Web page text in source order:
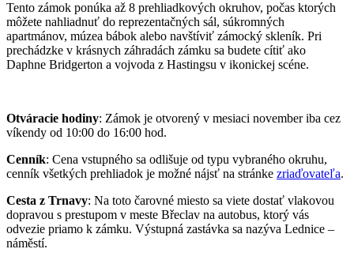
Tento zámok ponúka až 8 prehliadkových okruhov, počas ktorých
môžete nahliadnuť do reprezentačných sál, súkromných
apartmánov, múzea bábok alebo navštíviť zámocký skleník. Pri
prechádzke v krásnych záhradách zámku sa budete cítiť ako
Daphne Bridgerton a vojvoda z Hastingsu v ikonickej scéne.
Otváracie hodiny: Zámok je otvorený v mesiaci november iba cez
víkendy od 10:00 do 16:00 hod.
Cenník: Cena vstupného sa odlišuje od typu vybraného okruhu,
cenník všetkých prehliadok je možné nájsť na stránke zriaďovateľa.
Cesta z Trnavy: Na toto čarovné miesto sa viete dostať vlakovou
dopravou s prestupom v meste Břeclav na autobus, ktorý vás
odvezie priamo k zámku. Výstupná zastávka sa nazýva Lednice –
náměstí.